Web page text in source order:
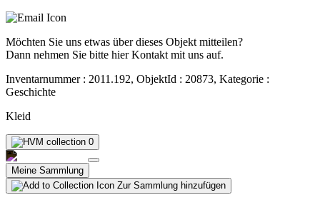
Möchten Sie uns etwas über dieses Objekt mitteilen?
Dann nehmen Sie bitte hier Kontakt mit uns auf.
Inventarnummer : 2011.192, ObjektId : 20873, Kategorie :
Geschichte
Kleid
0
Meine Sammlung
Zur Sammlung hinzufügen